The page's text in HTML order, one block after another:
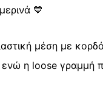
💙
μέση με
η loose γραμμή